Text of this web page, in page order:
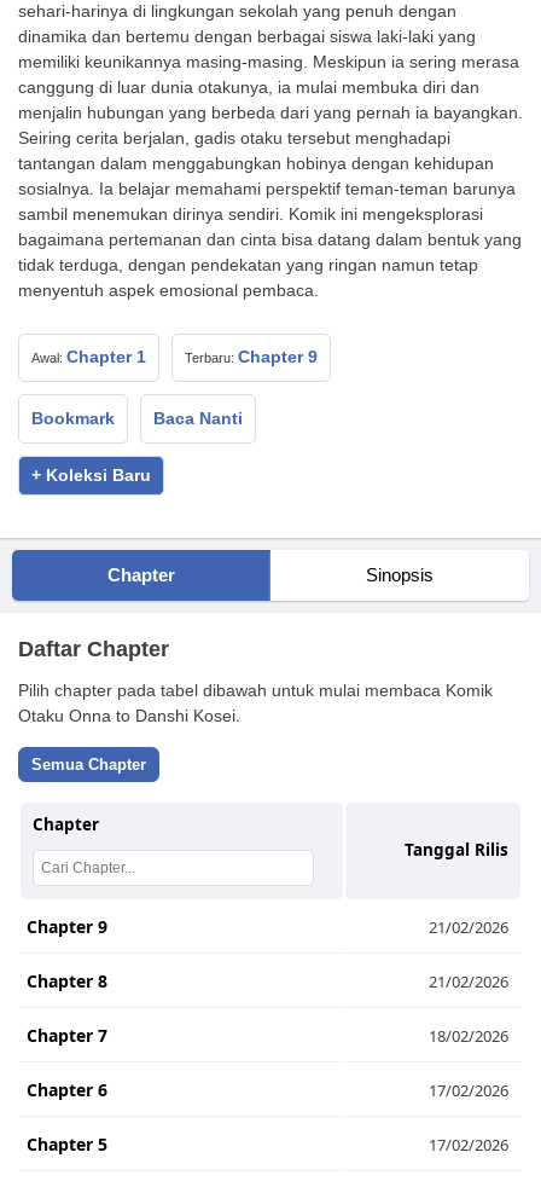
sehari-harinya di lingkungan sekolah yang penuh dengan
dinamika dan bertemu dengan berbagai siswa laki-laki yang
memiliki keunikannya masing-masing. Meskipun ia sering merasa
canggung di luar dunia otakunya, ia mulai membuka diri dan
menjalin hubungan yang berbeda dari yang pernah ia bayangkan.
Seiring cerita berjalan, gadis otaku tersebut menghadapi
tantangan dalam menggabungkan hobinya dengan kehidupan
sosialnya. Ia belajar memahami perspektif teman-teman barunya
sambil menemukan dirinya sendiri. Komik ini mengeksplorasi
bagaimana pertemanan dan cinta bisa datang dalam bentuk yang
tidak terduga, dengan pendekatan yang ringan namun tetap
menyentuh aspek emosional pembaca.
Awal: Chapter 1 Terbaru: Chapter 9
Bookmark Baca Nanti
+ Koleksi Baru
Chapter Sinopsis
Daftar Chapter
Pilih chapter pada tabel dibawah untuk mulai membaca Komik
Otaku Onna to Danshi Kosei.
Semua Chapter
Chapter
Tanggal Rilis
Chapter 9 21/02/2026
Chapter 8 21/02/2026
Chapter 7 18/02/2026
Chapter 6 17/02/2026
Chapter 5 17/02/2026